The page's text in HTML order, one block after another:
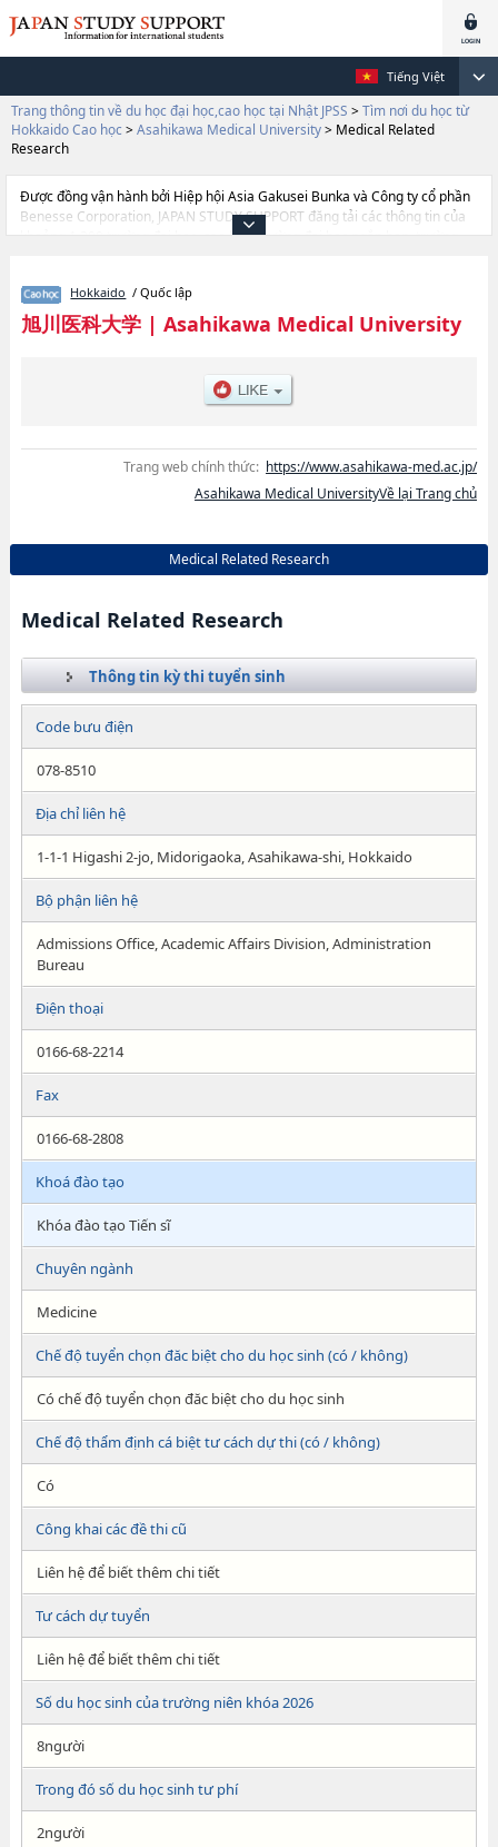
Tiếng Việt
Trang thông tin về du học đại học,cao học tại Nhật JPSS > Tìm nơi du học từ
Hokkaido Cao học > Asahikawa Medical University> Medical Related
Research
Được đồng vận hành bởi Hiệp hội Asia Gakusei Bunka và Công ty cổ phần
Benesse Corporation, JAPAN STUDY SUPPORT đăng tải các thông tin của
khoảng 1.300 trường đại học, cao học, trường đại học ngắn hạn, trường
thông tin cần thiết dành cho du học sinh, như là về các Medical Related
Research, thông tin về từng khoa nghiên cứu, thông tin liên quan đến thi
tuyển như số lượng tuyển sinh, số lượng trúng tuyển, cở sở trang thiết bị,
Hokkaido / Quốc lập
旭川医科大学| Asahikawa Medical University
Trang web chính thức: https://www.asahikawa-med.ac.jp/
Asahikawa Medical UniversityVề lại Trang chủ
Medical Related Research
Medical Related Research
Thông tin kỳ thi tuyển sinh
Code bưu điện
078-8510
Địa chỉ liên hệ
1-1-1 Higashi 2-jo, Midorigaoka, Asahikawa-shi, Hokkaido
Bộ phận liên hệ
Admissions Office, Academic Affairs Division, Administration
Bureau
Điện thoại
0166-68-2214
Fax
0166-68-2808
Khoá đào tạo
Khóa đào tạo Tiến sĩ
Chuyên ngành
Medicine
Chế độ tuyển chọn đăc biệt cho du học sinh (có / không)
Có chế độ tuyển chọn đăc biệt cho du học sinh
Chế độ thẩm định cá biệt tư cách dự thi (có / không)
Có
Công khai các đề thi cũ
Liên hệ để biết thêm chi tiết
Tư cách dự tuyển
Liên hệ để biết thêm chi tiết
Số du học sinh của trường niên khóa 2026
8người
Trong đó số du học sinh tư phí
2người